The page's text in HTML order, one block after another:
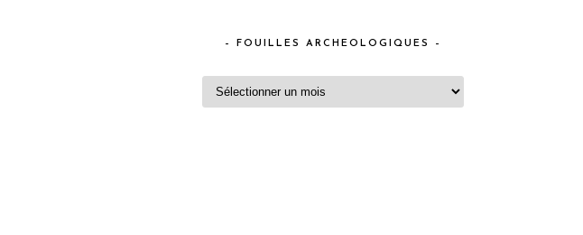
– FOUILLES ARCHEOLOGIQUES –